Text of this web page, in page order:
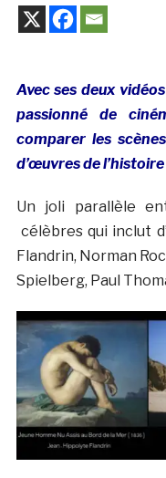
Avec ses deux
passionné de
comparer les
d’œuvres de
Un joli parallèle
célèbres qui inclut
Flandrin, Norman
Spielberg, Paul